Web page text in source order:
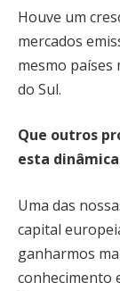
Houve um
mercados
mesmo países
do Sul.
Que outros
esta
Uma das
capital
ganharmos
conhecimento